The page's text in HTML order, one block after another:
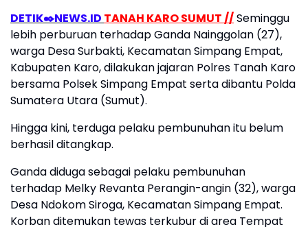
DETIK✒️NEWS.ID TANAH KARO SUMUT //Seminggu
lebih perburuan terhadap Ganda Nainggolan (27),
warga Desa Surbakti, Kecamatan Simpang Empat,
Kabupaten Karo, dilakukan jajaran Polres Tanah Karo
bersama Polsek Simpang Empat serta dibantu Polda
Sumatera Utara (Sumut).
Hingga kini, terduga pelaku pembunuhan itu belum
berhasil ditangkap.
Ganda diduga sebagai pelaku pembunuhan
terhadap Melky Revanta Perangin-angin (32), warga
Desa Ndokom Siroga, Kecamatan Simpang Empat.
Korban ditemukan tewas terkubur di area Tempat